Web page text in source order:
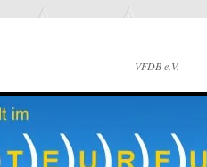
VFDB e.V.